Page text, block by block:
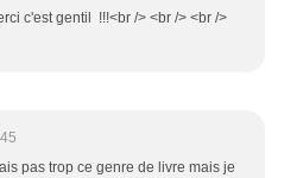
c'est gentil !!!<br /> <br /> <br />
pas trop ce genre de livre mais je